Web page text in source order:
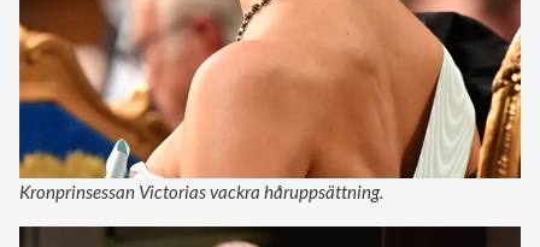
Kronprinsessan Victorias vackra håruppsättning.